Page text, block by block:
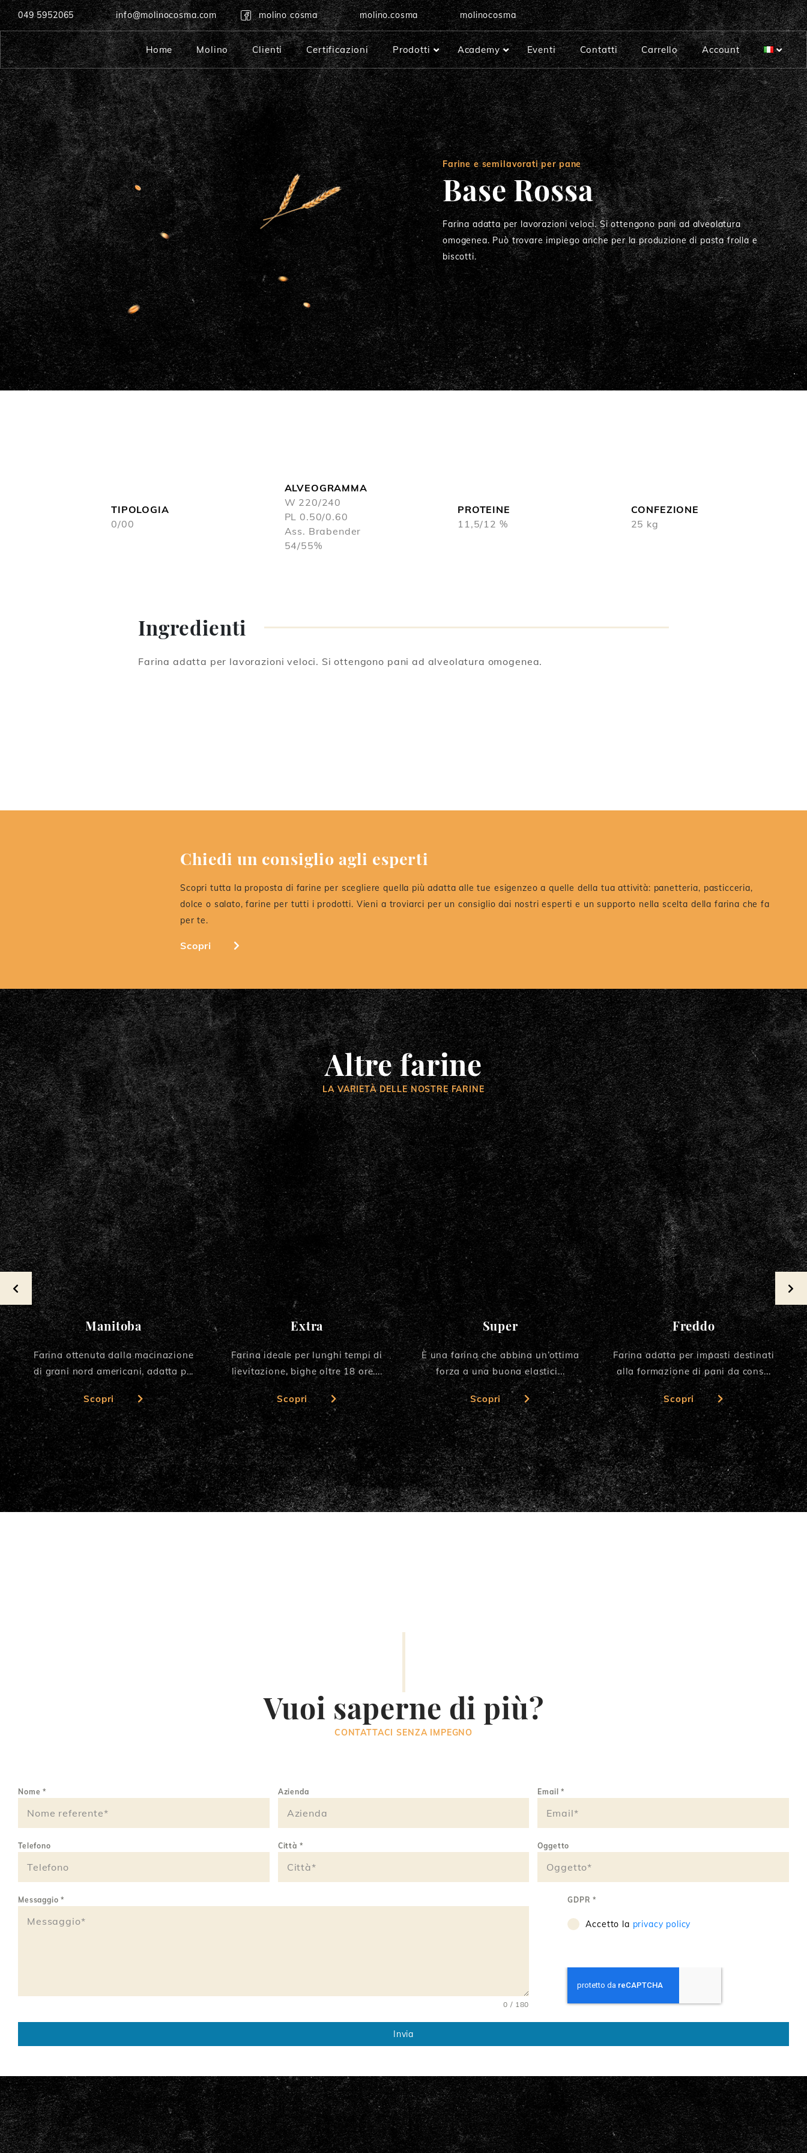
049 5952065 info@molinocosma.com molino cosma molino.cosma molinocosma
Home Molino Clienti Certificazioni Prodotti
Manitoba
Extra
Super
Freddo
Rinforzata Viola
Rinforzata Blu
Rinforzata Verde
Rinforzata Rossa
Base Rossa
Ciabatta Sapore Natura
Tipo 1
Tipo 2
Integrale Super
Integrale Base
Semola Rimacinata di grano duro
Semola di grano duro
100% Italiana Debole
100% Italiana Media
100% Italiana Forte
Academy Eventi Contatti Carrello Account
Farine e semilavorati per pane
Base Rossa
Farina adatta per lavorazioni veloci. Si ottengono pani ad alveolatura
omogenea. Può trovare impiego anche per la produzione di pasta frolla e
biscotti.
TIPOLOGIA
0/00
ALVEOGRAMMA
W 220/240
PL 0.50/0.60
Ass. Brabender
54/55%
PROTEINE
11,5/12 %
CONFEZIONE
25 kg
Ingredienti
Farina adatta per lavorazioni veloci. Si ottengono pani ad alveolatura omogenea.
Chiedi un consiglio agli esperti
Scopri tutta la proposta di farine per scegliere quella più adatta alle tue esigenzeo a quelle della tua attività: panetteria, pasticceria,
dolce o salato, farine per tutti i prodotti. Vieni a troviarci per un consiglio dai nostri esperti e un supporto nella scelta della farina che fa
per te.
Scopri
Altre farine
LA VARIETÀ DELLE NOSTRE FARINE
Manitoba
Farina ottenuta dalla macinazione
di grani nord americani, adatta p...
Scopri
Extra
Farina ideale per lunghi tempi di
lievitazione, bighe oltre 18 ore....
Scopri
Super
È una farina che abbina un’ottima
forza a una buona elastici...
Scopri
Freddo
Farina adatta per impasti destinati
alla formazione di pani da cons...
Scopri
Vuoi saperne di più?
CONTATTACI SENZA IMPEGNO
Nome* Azienda Email*
Telefono Città * Oggetto
Messaggio*
0 / 180
GDPR *
Accetto la privacy policy
Invia